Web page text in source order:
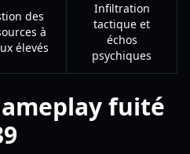
des
à
élevés
Infiltration
tactique et
échos
psychiques
fuité